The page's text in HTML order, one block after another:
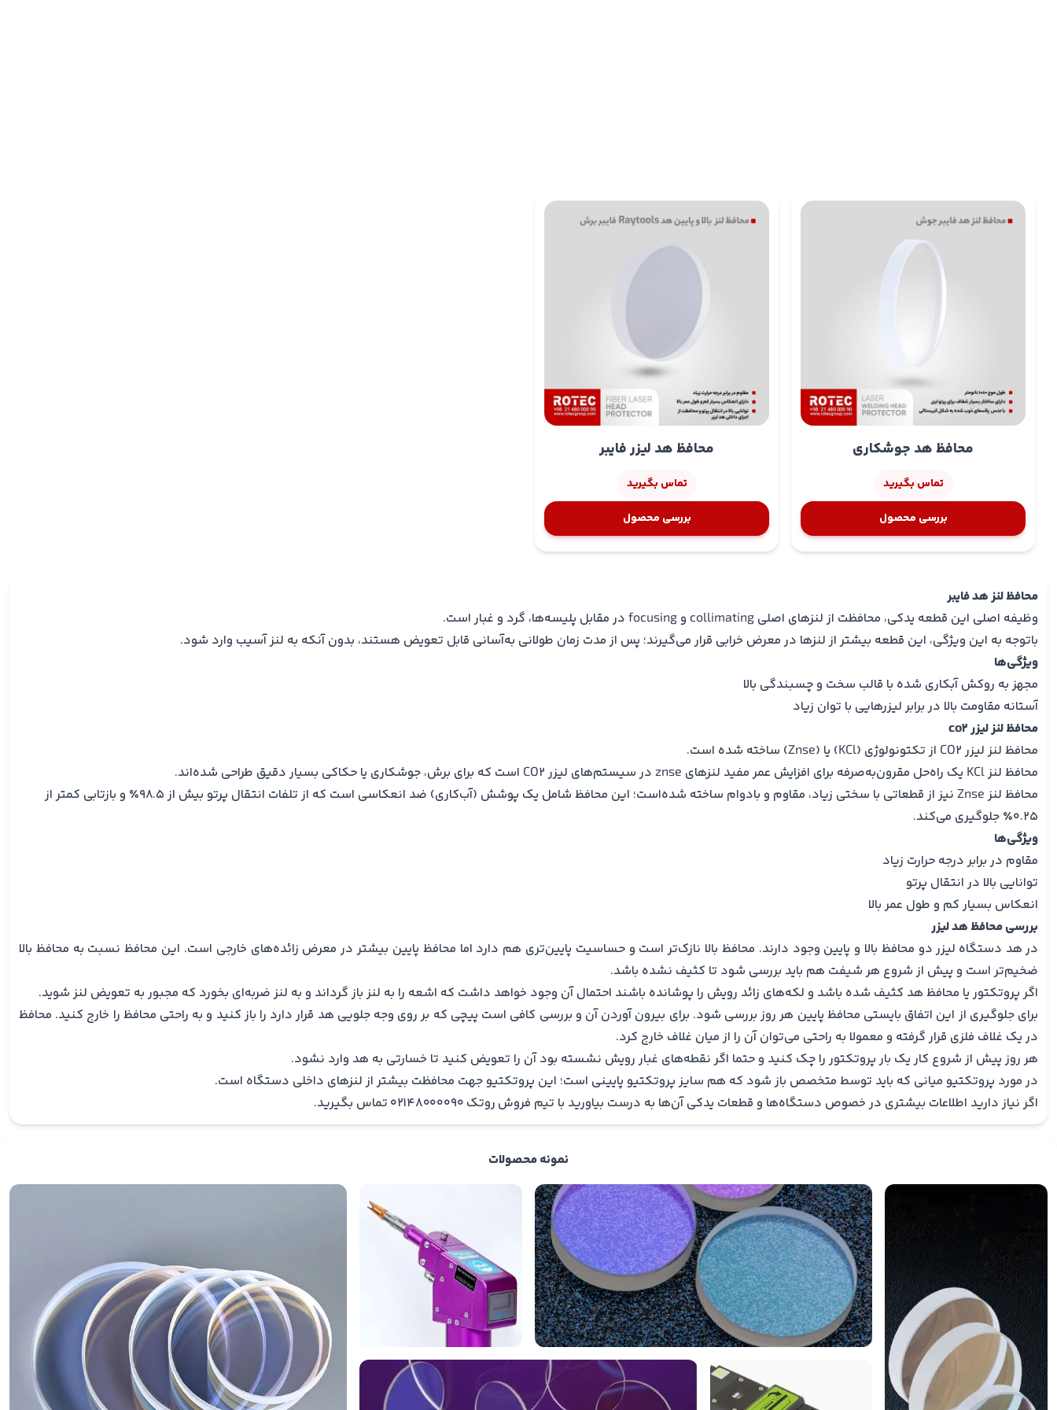
محافظ هد جوشکاری
تماس بگیرید
بررسی محصول
محافظ هد لیزر فایبر
تماس بگیرید
بررسی محصول
محافظ لنز هد فایبر
وظیفه اصلی این قطعه یدکی، محافظت از لنزهای اصلی collimating و focusing در مقابل پلیسه‌ها، گرد و غبار است.
باتوجه به این ویژگی، این قطعه بیشتر از لنزها در معرض خرابی قرار می‌گیرند؛ پس از مدت زمان طولانی به‌آسانی قابل تعویض هستند، بدون آنکه به لنز آسیب وارد شود.
ویژگی‌ها
مجهز به روکش آبکاری شده با قالب سخت و چسبندگی بالا
آستانه مقاومت بالا در برابر لیزرهایی با توان زیاد
محافظ لنز لیزر co2
محافظ لنز لیزر CO2 از تکتونولوژی (KCl) یا (Znse) ساخته شده است.
محافظ لنز KCl یک راه‌حل مقرون‌به‌صرفه برای افزایش عمر مفید لنزهای znse در سیستم‌های لیزر CO2 است که برای برش، جوشکاری یا حکاکی بسیار دقیق طراحی شده‌اند.
محافظ لنز Znse نیز از قطعاتی با سختی زیاد، مقاوم و بادوام ساخته‌ شده‌است؛ این محافظ شامل یک پوشش (آب‌کاری) ضد انعکاسی است که از تلفات انتقال پرتو بیش از 98.5٪ و بازتابی کمتر از
0.25٪ جلوگیری می‌کند.
ویژگی‌ها
مقاوم در برابر درجه حرارت زیاد
توانایی بالا در انتقال پرتو
انعکاس بسیار کم و طول عمر بالا
بررسی محافظ هد لیزر
درهد دستگاه لیزردو محافظ بالا و پایین وجود دارند. محافظ بالا نازک‌تر است و حساسیت پایین‌تری هم دارد اما محافظ پایین بیشتر در معرض زائده‌های خارجی است. این محافظ نسبت به محافظ بالا
ضخیم‌تر است و پیش از شروع هر شیفت هم باید بررسی شود تا کثیف نشده باشد.
اگر پروتکتور یا محافظ هد کثیف شده باشد و لکه‌های زائد رویش را پوشانده باشند احتمال آن وجود خواهد داشت که اشعه را به لنز باز گرداند و به لنز ضربه‌ای بخورد که مجبور به تعویض لنز شوید.
برای جلوگیری از این اتفاق بایستی محافظ پایین هر روز بررسی شود. برای بیرون آوردن آن و بررسی کافی است پیچی که بر روی وجه جلویی هد قرار دارد را باز کنید و به راحتی محافظ را خارج کنید. محافظ
در یک غلاف فلزی قرار گرفته و معمولا به راحتی می‌توان آن را از میان غلاف خارج کرد.
هر روز پیش از شروع کار یک بار پروتکتور را چک کنید و حتما اگر نقطه‌های غبار رویش نشسته بود آن را تعویض کنید تا خسارتی به هد وارد نشود.
در مورد پروتکتیو میانی که باید توسط متخصص باز شود که هم سایز پروتکتیو پایینی است؛ این پروتکتیو جهت محافظت بیشتر از لنزهای داخلی دستگاه است.
اگر نیاز دارید اطلاعات بیشتری در خصوص دستگاه‌ها و قطعات یدکی آن‌ها به درست بیاورید با تیم فروش روتک 02148000090 تماس بگیرید.
نمونه محصولات